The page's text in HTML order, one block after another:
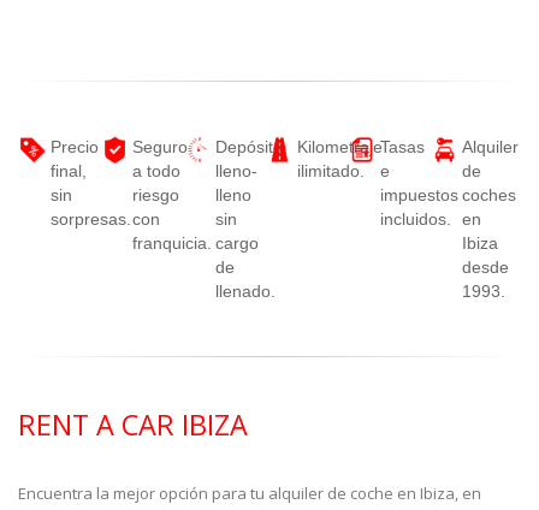
Precio
final,
sin
sorpresas.
Seguro
a todo
riesgo
con
franquicia.
Depósito
lleno-
lleno
sin
cargo
de
llenado.
Kilometraje
ilimitado.
Tasas
e
impuestos
incluidos.
Alquiler
de
coches
en
Ibiza
desde
1993.
RENT A CAR IBIZA
Encuentra la mejor opción para tu alquiler de coche en Ibiza, en